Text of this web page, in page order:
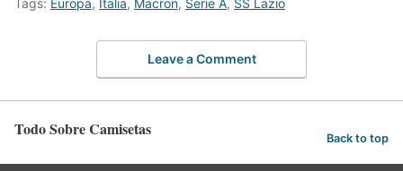
Leave a Comment
Todo Sobre Camisetas Back to top